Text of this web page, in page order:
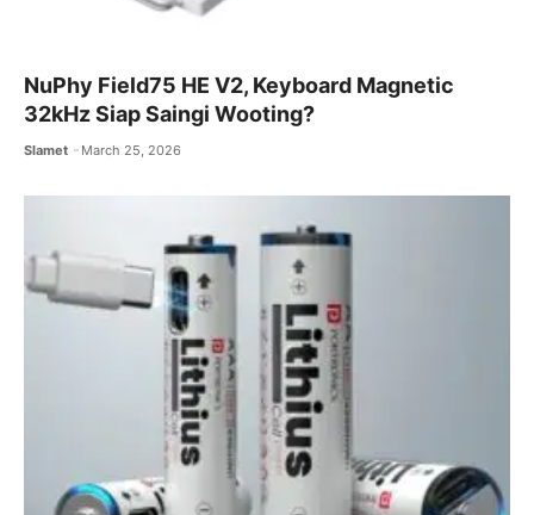
NuPhy Field75 HE V2, Keyboard Magnetic
32kHz Siap Saingi Wooting?
Slamet March 25, 2026